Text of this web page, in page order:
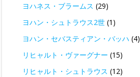
ヨハネス・ブラームス (29)
ヨハン・シュトラウス2世 (1)
ヨハン・セバスティアン・バッハ (4)
リヒャルト・ヴァーグナー (15)
リヒャルト・シュトラウス (12)